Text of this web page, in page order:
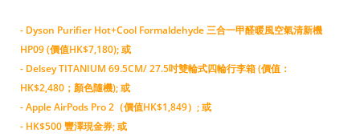
- Dyson Purifier Hot+Cool Formaldehyde 三合一甲醛暖風空氣清新機
HP09 (價值HK$7,180); 或
- Delsey TITANIUM 69.5CM/ 27.5吋雙輪式四輪行李箱 (價值：
HK$2,480；顏色隨機); 或
- Apple AirPods Pro 2（價值HK$1,849）; 或
- HK$500 豐澤現金券; 或